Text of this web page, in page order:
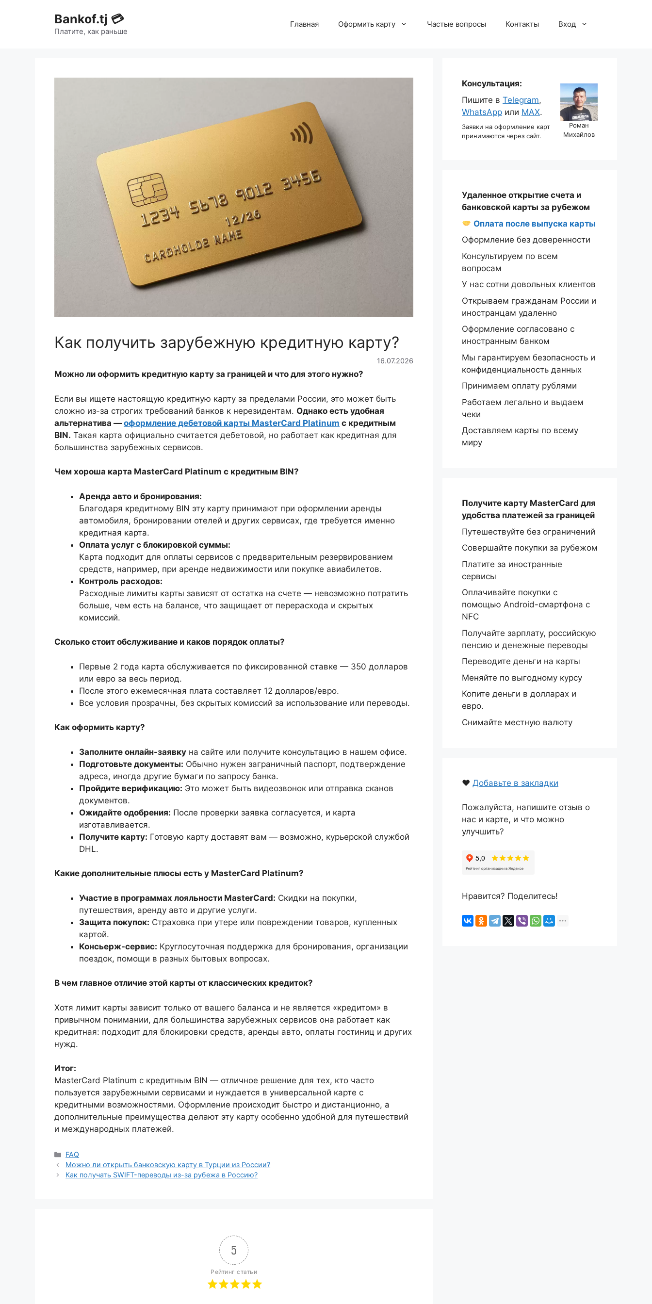
Bankof.tj 💳
Платите, как раньше
Главная Оформить карту Частые вопросы Контакты Вход
Как получить зарубежную кредитную карту?
16.07.2026
Можно ли оформить кредитную карту за границей и что для этого нужно?
Если вы ищете настоящую кредитную карту за пределами России, это может быть
сложно из-за строгих требований банков к нерезидентам. Однако есть удобная
альтернатива — оформление дебетовой карты MasterCard Platinum с кредитным
BIN. Такая карта официально считается дебетовой, но работает как кредитная для
большинства зарубежных сервисов.
Чем хороша карта MasterCard Platinum с кредитным BIN?
Аренда авто и бронирования:
Благодаря кредитному BIN эту карту принимают при оформлении аренды
автомобиля, бронировании отелей и других сервисах, где требуется именно
кредитная карта.
Оплата услуг с блокировкой суммы:
Карта подходит для оплаты сервисов с предварительным резервированием
средств, например, при аренде недвижимости или покупке авиабилетов.
Контроль расходов:
Расходные лимиты карты зависят от остатка на счете — невозможно потратить
больше, чем есть на балансе, что защищает от перерасхода и скрытых
комиссий.
Сколько стоит обслуживание и каков порядок оплаты?
Первые 2 года карта обслуживается по фиксированной ставке — 350 долларов
или евро за весь период.
После этого ежемесячная плата составляет 12 долларов/евро.
Все условия прозрачны, без скрытых комиссий за использование или переводы.
Как оформить карту?
Заполните онлайн-заявку на сайте или получите консультацию в нашем офисе.
Подготовьте документы: Обычно нужен заграничный паспорт, подтверждение
адреса, иногда другие бумаги по запросу банка.
Пройдите верификацию: Это может быть видеозвонок или отправка сканов
документов.
Ожидайте одобрения: После проверки заявка согласуется, и карта
изготавливается.
Получите карту: Готовую карту доставят вам — возможно, курьерской службой
DHL.
Какие дополнительные плюсы есть у MasterCard Platinum?
Участие в программах лояльности MasterCard: Скидки на покупки,
путешествия, аренду авто и другие услуги.
Защита покупок: Страховка при утере или повреждении товаров, купленных
картой.
Консьерж-сервис: Круглосуточная поддержка для бронирования, организации
поездок, помощи в разных бытовых вопросах.
В чем главное отличие этой карты от классических кредиток?
Хотя лимит карты зависит только от вашего баланса и не является «кредитом» в
привычном понимании, для большинства зарубежных сервисов она работает как
кредитная: подходит для блокировки средств, аренды авто, оплаты гостиниц и других
нужд.
Итог:
MasterCard Platinum с кредитным BIN — отличное решение для тех, кто часто
пользуется зарубежными сервисами и нуждается в универсальной карте с
кредитными возможностями. Оформление происходит быстро и дистанционно, а
дополнительные преимущества делают эту карту особенно удобной для путешествий
и международных платежей.
FAQ
Можно ли открыть банковскую карту в Турции из России?
Как получать SWIFT-переводы из-за рубежа в Россию?
5
Рейтинг статьи
Консультация:
Пишите в Telegram,
WhatsApp или MAX.
Заявки на оформление карт
принимаются через сайт.
Роман
Михайлов
Удаленное открытие счета и
банковской карты за рубежом
Оплата после выпуска карты
Оформление без доверенности
Консультируем по всем
вопросам
У нас сотни довольных клиентов
Открываем гражданам России и
иностранцам удаленно
Оформление согласовано с
иностранным банком
Мы гарантируем безопасность и
конфиденциальность данных
Принимаем оплату рублями
Работаем легально и выдаем
чеки
Доставляем карты по всему
миру
Получите карту MasterCard для
удобства платежей за границей
Путешествуйте без ограничений
Совершайте покупки за рубежом
Платите за иностранные
сервисы
Оплачивайте покупки с
помощью Android-смартфона с
NFC
Получайте зарплату, российскую
пенсию и денежные переводы
Переводите деньги на карты
Меняйте по выгодному курсу
Копите деньги в долларах и
евро.
Снимайте местную валюту
❤️ Добавьте в закладки
Пожалуйста, напишите отзыв о
нас и карте, и что можно
улучшить?
Нравится? Поделитесь!